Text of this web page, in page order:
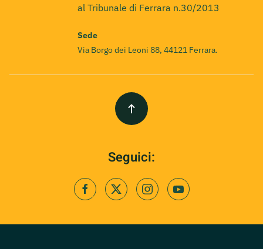
al Tribunale di Ferrara n.30/2013
Sede
Via Borgo dei Leoni 88, 44121 Ferrara.
Seguici: